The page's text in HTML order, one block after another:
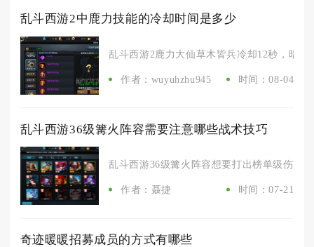
乱斗西游2中鹿力技能的冷却时间是多少
乱斗西游2鹿力大仙草木皆兵冷却12秒，暗影
作者：wuyuhzhu945 时间：08-04
乱斗西游36级篝火阵容需要注意哪些战术技巧
乱斗西游36级篝火阵容想要打出榜单级伤害
作者：聂捷 时间：07-21
奇迹暖暖招募成员的方式有哪些